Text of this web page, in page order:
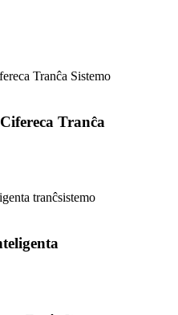
Tranĉa